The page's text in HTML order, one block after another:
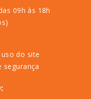
09h às 18h
do site
segurança